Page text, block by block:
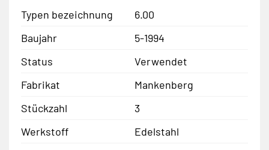
Typen bezeichnung
6.00
Baujahr
5-1994
Status
Verwendet
Fabrikat
Mankenberg
Stückzahl
3
Werkstoff
Edelstahl